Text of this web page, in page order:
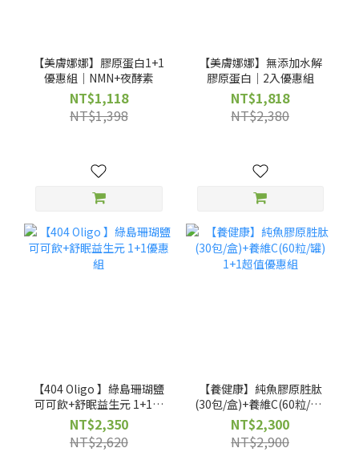
【美膚娜娜】膠原蛋白1+1
優惠組｜NMN+夜酵素
NT$1,118
NT$1,398
【美膚娜娜】無添加水解
膠原蛋白｜2入優惠組
NT$1,818
NT$2,380
【404 Oligo 】綠島珊瑚鹽
可可飲+舒眠益生元 1+1優
惠組
NT$2,350
NT$2,620
【養健康】純魚膠原胜肽
(30包/盒)+養維C(60粒/罐)
1+1超值優惠組
NT$2,300
NT$2,900